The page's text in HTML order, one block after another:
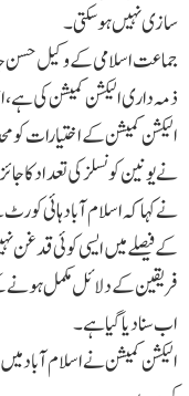
سازی نہیں ہو سکتی۔
جماعت اسلامی کے وکیل حسن
ذمہ داری الیکشن کمیشن کی
الیکشن کمیشن کے اختیارات کو
نے یونین کونسلز کی تعداد کا
نے کہا کہ اسلام آباد ہائی کورٹ
کے فیصلے میں ایسی کوئی قدغن
فریقین کے دلائل مکمل ہونے
اب سنادیا گیا ہے۔